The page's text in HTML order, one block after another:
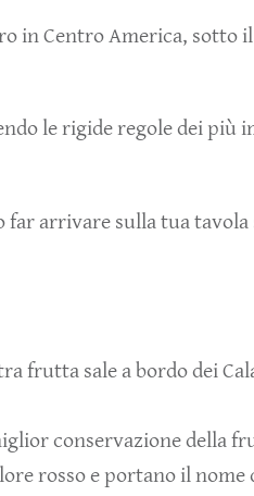
in Centro America, sotto il
le rigide regole dei più
far arrivare sulla tua tavola
frutta sale a bordo dei
conservazione della
rosso e portano il